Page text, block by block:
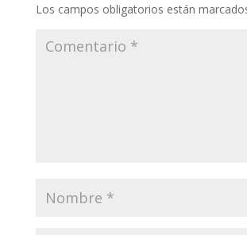
Los campos obligatorios están